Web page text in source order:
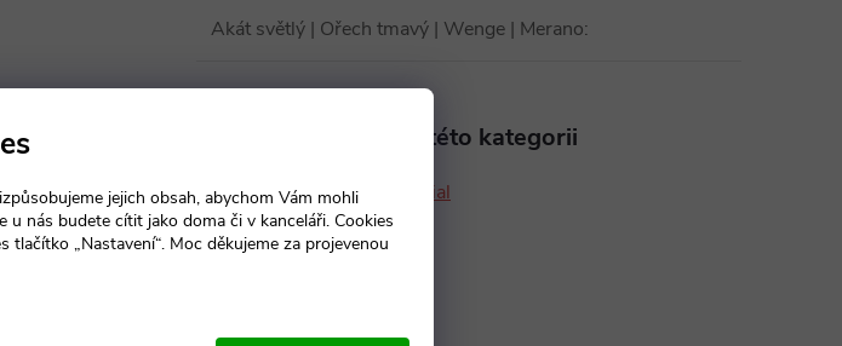
jejich obsah, abychom Vám mohli
u nás budete cítit jako doma či v kanceláři. Cookies
„Nastavení“. Moc děkujeme za projevenou
Akát světlý | Ořech tmavý | Wenge | Merano:
Produkt naleznete v této kategorii
Kancelářské stoly Imperial